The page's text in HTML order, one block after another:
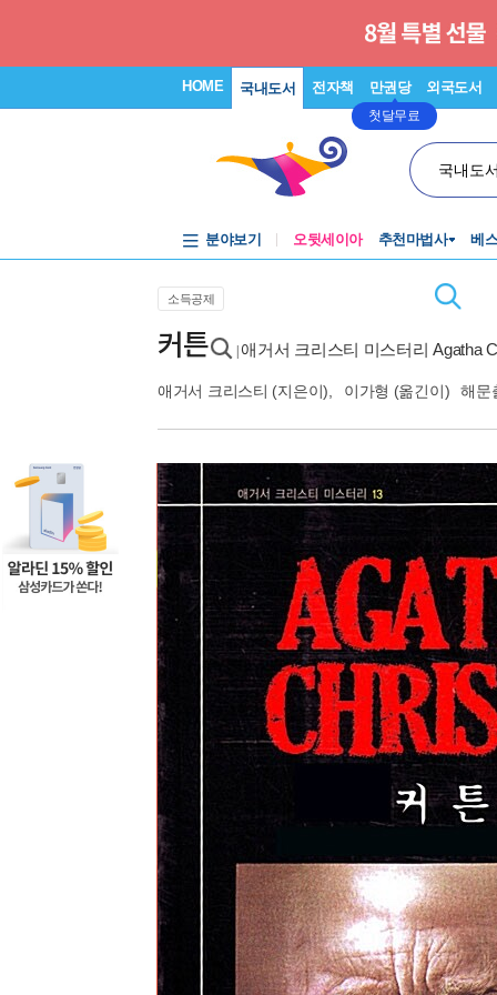
HOME 국내도서 전자책 만권당
첫달무료
외국도서
국내도
분야보기 오뒷세이아 추천마법사 베
소득공제
커튼 애거서 크리스티 미스터리 Agatha
애거서 크리스티 (지은이), 이가형 (옮긴이) 해문